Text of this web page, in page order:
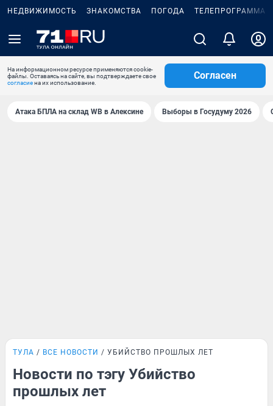
НЕДВИЖИМОСТЬ ЗНАКОМСТВА ПОГОДА ТЕЛЕПРОГРАММА
На информационном ресурсе применяются cookie-
файлы. Оставаясь на сайте, вы подтверждаете свое
согласиена их использование.
Согласен
Атака БПЛА на склад WB в Алексине Выборы в Госудуму 2026
ТУЛА ВСЕ НОВОСТИ УБИЙСТВО ПРОШЛЫХ ЛЕТ
Новости по тэгу Убийство
прошлых лет